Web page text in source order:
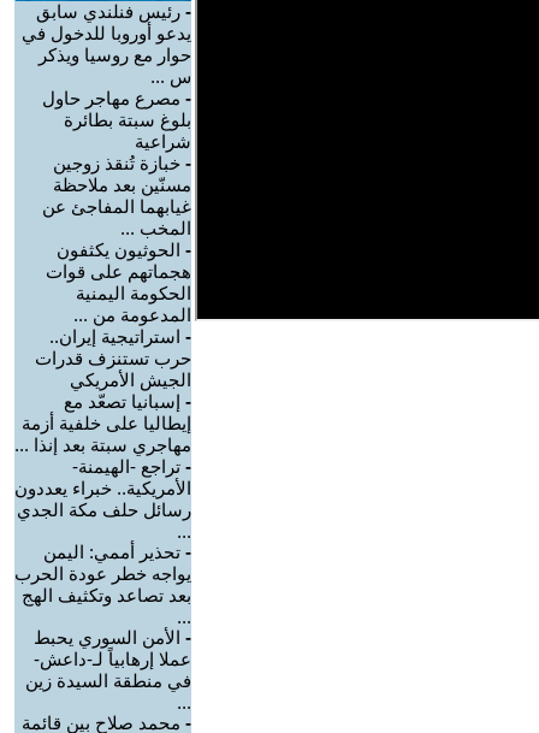
- رئيس فنلندي سابق
يدعو أوروبا للدخول في
حوار مع روسيا ويذكر
س ...
- مصرع مهاجر حاول
بلوغ سبتة بطائرة
شراعية
- خبازة تُنقذ زوجين
مسنّين بعد ملاحظة
غيابهما المفاجئ عن
المخب ...
- الحوثيون يكثفون
هجماتهم على قوات
الحكومة اليمنية
المدعومة من ...
- استراتيجية إيران..
حرب تستنزف قدرات
الجيش الأمريكي
- إسبانيا تصعّد مع
إيطاليا على خلفية أزمة
مهاجري سبتة بعد إنذا ...
- تراجع -الهيمنة-
الأمريكية.. خبراء يعددون
رسائل حلف مكة الجدي
...
- تحذير أممي: اليمن
يواجه خطر عودة الحرب
بعد تصاعد وتكثيف الهج
...
- الأمن السوري يحبط
عملا إرهابياً لـ-داعش-
في منطقة السيدة زين
...
- محمد صلاح بين قائمة